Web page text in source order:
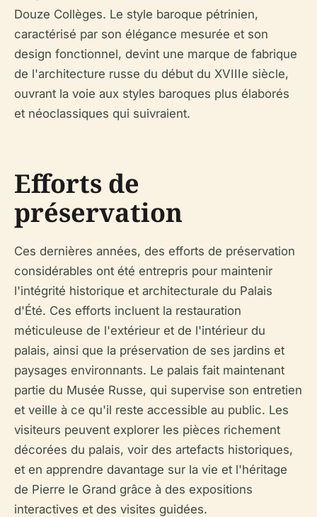
Douze Collèges. Le style baroque pétrinien,
caractérisé par son élégance mesurée et son
design fonctionnel, devint une marque de fabrique
de l'architecture russe du début du XVIIIe siècle,
ouvrant la voie aux styles baroques plus élaborés
et néoclassiques qui suivraient.
Efforts de
préservation
Ces dernières années, des efforts de préservation
considérables ont été entrepris pour maintenir
l'intégrité historique et architecturale du Palais
d'Été. Ces efforts incluent la restauration
méticuleuse de l'extérieur et de l'intérieur du
palais, ainsi que la préservation de ses jardins et
paysages environnants. Le palais fait maintenant
partie du Musée Russe, qui supervise son entretien
et veille à ce qu'il reste accessible au public. Les
visiteurs peuvent explorer les pièces richement
décorées du palais, voir des artefacts historiques,
et en apprendre davantage sur la vie et l'héritage
de Pierre le Grand grâce à des expositions
interactives et des visites guidées.